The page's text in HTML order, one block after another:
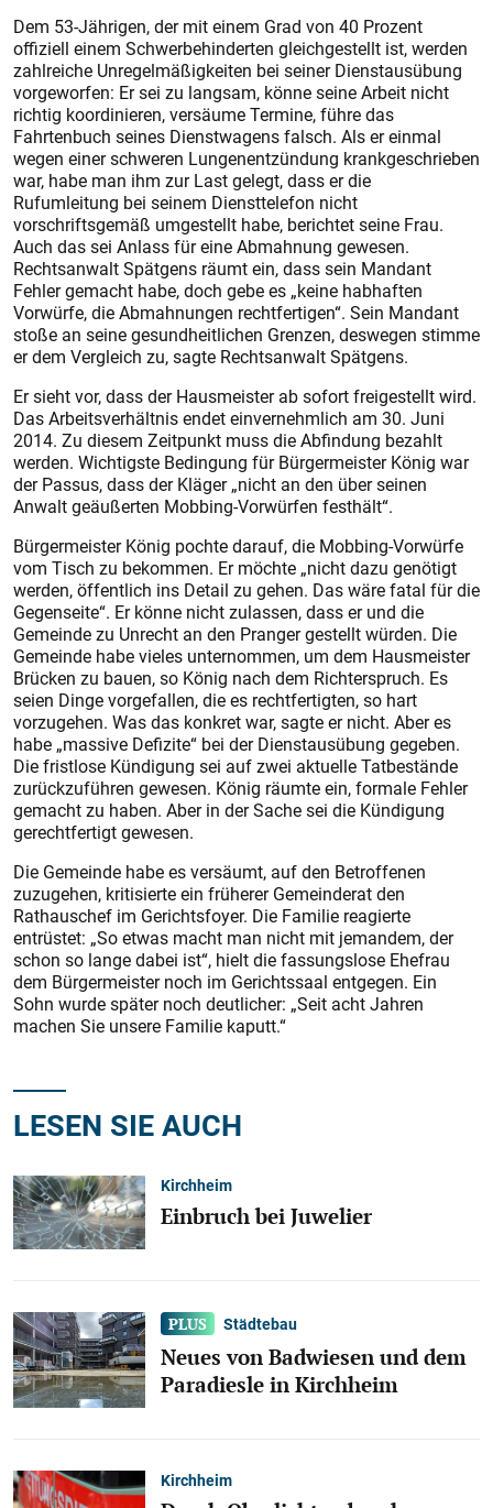
Dem 53-Jährigen, der mit einem Grad von 40 Prozent
offiziell einem Schwerbehinderten gleichgestellt ist, werden
zahlreiche Unregelmäßigkeiten bei seiner Dienstausübung
vorgeworfen: Er sei zu langsam, könne seine Arbeit nicht
richtig koordinieren, versäume Termine, führe das
Fahrtenbuch seines Dienstwagens falsch. Als er einmal
wegen einer schweren Lungenentzündung krankgeschrieben
war, habe man ihm zur Last gelegt, dass er die
Rufumleitung bei seinem Diensttelefon nicht
vorschriftsgemäß umgestellt habe, berichtet seine Frau.
Auch das sei Anlass für eine Abmahnung gewesen.
Rechtsanwalt Spätgens räumt ein, dass sein Mandant
Fehler gemacht habe, doch gebe es „keine habhaften
Vorwürfe, die Abmahnungen rechtfertigen“. Sein Mandant
stoße an seine gesundheitlichen Grenzen, deswegen stimme
er dem Vergleich zu, sagte Rechtsanwalt Spätgens.
Er sieht vor, dass der Hausmeister ab sofort freigestellt wird.
Das Arbeitsverhältnis endet einvernehmlich am 30. Juni
2014. Zu diesem Zeitpunkt muss die Abfindung bezahlt
werden. Wichtigste Bedingung für Bürgermeister König war
der Passus, dass der Kläger „nicht an den über seinen
Anwalt geäußerten Mobbing-Vorwürfen festhält“.
Bürgermeister König pochte da­rauf, die Mobbing-Vorwürfe
vom Tisch zu bekommen. Er möchte „nicht dazu genötigt
werden, öffentlich ins Detail zu gehen. Das wäre fatal für die
Gegenseite“. Er könne nicht zulassen, dass er und die
Gemeinde zu Unrecht an den Pranger gestellt würden. Die
Gemeinde habe vieles unternommen, um dem Hausmeister
Brücken zu bauen, so König nach dem Richterspruch. Es
seien Dinge vorgefallen, die es rechtfertigten, so hart
vorzugehen. Was das konkret war, sagte er nicht. Aber es
habe „massive Defizite“ bei der Dienstausübung gegeben.
Die fristlose Kündigung sei auf zwei aktuelle Tatbestände
zurückzuführen gewesen. König räumte ein, formale Fehler
gemacht zu haben. Aber in der Sache sei die Kündigung
gerechtfertigt gewesen.
Die Gemeinde habe es versäumt, auf den Betroffenen
zuzugehen, kritisierte ein früherer Gemeinderat den
Rathauschef im Gerichtsfoyer. Die Familie reagierte
entrüstet: „So etwas macht man nicht mit jemandem, der
schon so lange dabei ist“, hielt die fassungslose Ehefrau
dem Bürgermeister noch im Gerichtssaal entgegen. Ein
Sohn wurde später noch deutlicher: „Seit acht Jahren
machen Sie unsere Familie kaputt.“
LESEN SIE AUCH
Kirchheim
Einbruch bei Juwelier
Städtebau
Neues von Badwiesen und dem
Paradiesle in Kirchheim
Kirchheim